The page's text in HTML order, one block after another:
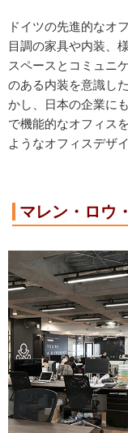
ドイツの先進的なオ
目調の家具や内装、
スペースとコミュニ
のある内装を意識し
かし、日本の企業に
で機能的なオフィス
ようなオフィスデザ
マレン・ロウ